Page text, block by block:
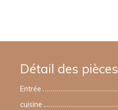
Détail des pièces
Entrée
cuisine